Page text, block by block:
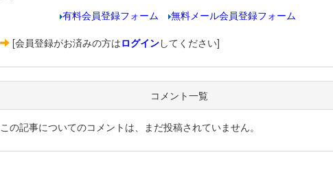
有料会員登録フォーム
無料メール会員登録フォーム
[会員登録がお済みの方はログインしてください]
コメント一覧
この記事についてのコメントは、まだ投稿されていません。